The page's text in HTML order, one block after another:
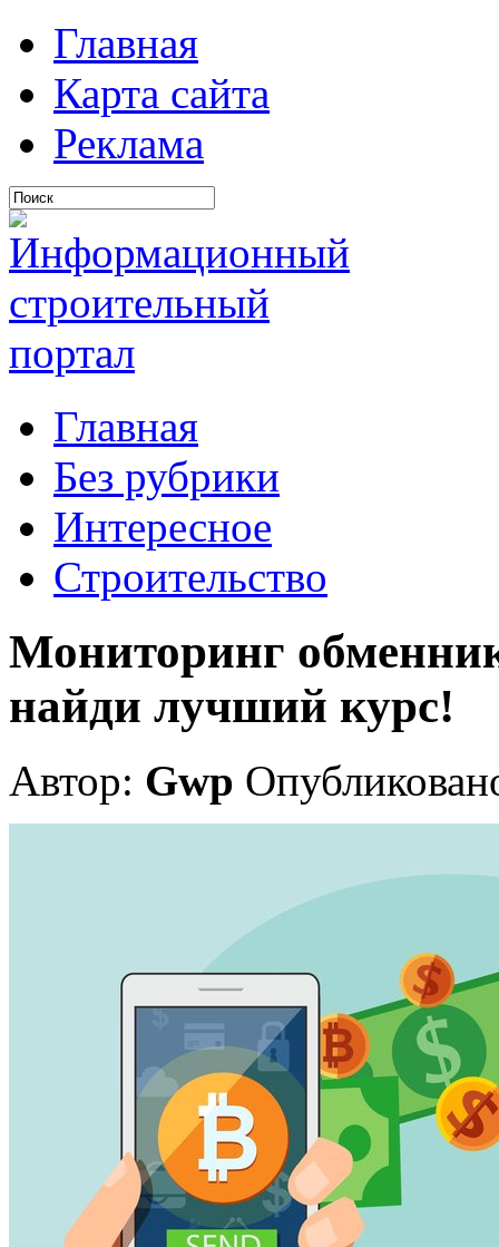
Главная
Карта сайта
Реклама
Главная
Без рубрики
Интересное
Строительство
Мониторинг
найди лучший курс!
Автор: Gwp